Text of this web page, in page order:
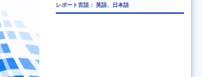
レポート言語： 英語、日本語